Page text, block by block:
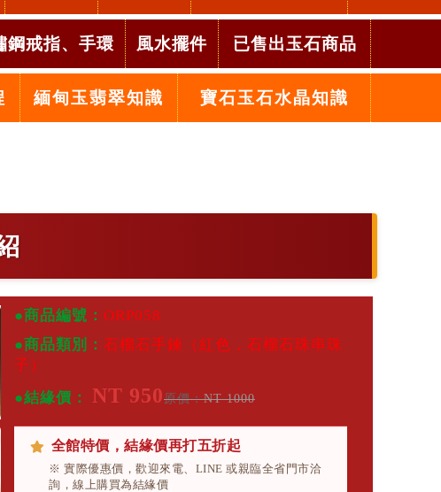
鋼戒指、手環 風水擺件 已售出玉石商品
緬甸玉翡翠知識 寶石玉石水晶知識
●商品編號： ORP058
●商品類別： 石榴石手鍊（紅色，石榴石珠串珠
子）
●結緣價：
NT 950原價：NT 1000
全館特價，結緣價再打五折起
※ 實際優惠價，歡迎來電、LINE 或親臨全省門市洽
詢，線上購買為結緣價